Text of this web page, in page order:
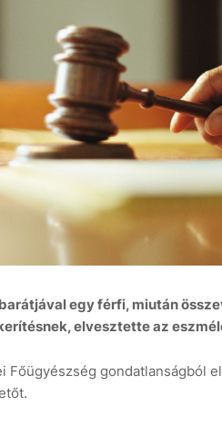
egy férfi, miután
elvesztette az
Főügyészség gondatlanságból